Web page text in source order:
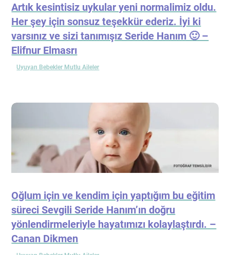
Artık kesintisiz uykular yeni normalimiz oldu.
Her şey için sonsuz teşekkür ederiz. İyi ki
varsınız ve sizi tanımışız Seride Hanım 🙂 –
Elifnur Elmasrı
Uyuyan Bebekler Mutlu Aileler
Oğlum için ve kendim için yaptığım bu eğitim
süreci Sevgili Seride Hanım’ın doğru
yönlendirmeleriyle hayatımızı kolaylaştırdı. –
Canan Dikmen